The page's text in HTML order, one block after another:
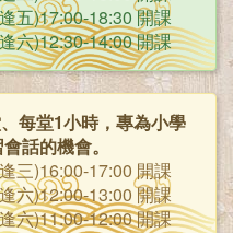
五)17:00-18:30 開課
六)12:30-14:00 開課
每堂1小時，專為小學
話的機會。
三)16:00-17:00 開課
六)12:00-13:00 開課
六)11:00-12:00 開課